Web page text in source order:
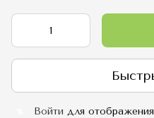
Войти для